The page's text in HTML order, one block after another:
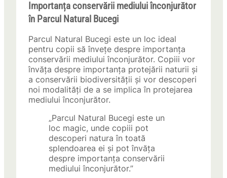
Importanța conservării mediului înconjurător
în Parcul Natural Bucegi
Parcul Natural Bucegi este un loc ideal
pentru copii să învețe despre importanța
conservării mediului înconjurător. Copiii vor
învăța despre importanța protejării naturii și
a conservării biodiversității și vor descoperi
noi modalități de a se implica în protejarea
mediului înconjurător.
„Parcul Natural Bucegi este un
loc magic, unde copiii pot
descoperi natura în toată
splendoarea ei și pot învăța
despre importanța conservării
mediului înconjurător.”